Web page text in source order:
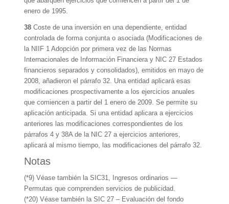
enero de 1995.
38Coste de una inversión en una dependiente, entidad
controlada de forma conjunta o asociada (Modificaciones de
la NIIF 1 Adopción por primera vez de las Normas
Internacionales de Información Financiera y NIC 27 Estados
financieros separados y consolidados), emitidos en mayo de
2008, añadieron el párrafo 32. Una entidad aplicará esas
modificaciones prospectivamente a los ejercicios anuales
que comiencen a partir del 1 enero de 2009. Se permite su
aplicación anticipada. Si una entidad aplicara a ejercicios
anteriores las modificaciones correspondientes de los
párrafos 4 y 38A de la NIC 27 a ejercicios anteriores,
aplicará al mismo tiempo, las modificaciones del párrafo 32.
Notas
(*9) Véase también la SIC31, Ingresos ordinarios —
Permutas que comprenden servicios de publicidad.
(*20) Véase también la SIC 27 – Evaluación del fondo